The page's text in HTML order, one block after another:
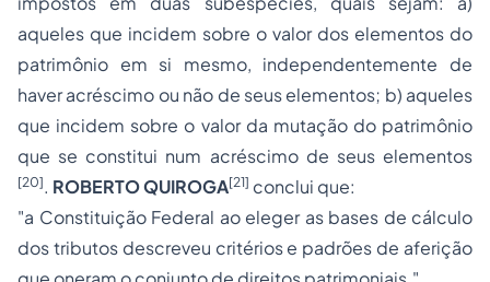
aqueles que incidem sobre o valor dos elementos do
patrimônio em si mesmo, independentemente de
haver acréscimo ou não de seus elementos; b) aqueles
que incidem sobre o valor da mutação do patrimônio
que se constitui num acréscimo de seus elementos
[20]. ROBERTO QUIROGA[21] conclui que:
"a Constituição Federal ao eleger as bases de cálculo
dos tributos descreveu critérios e padrões de aferição